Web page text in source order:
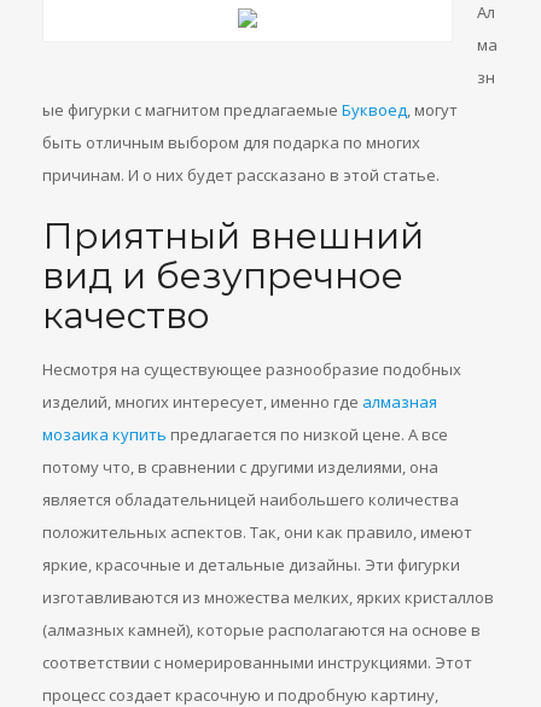
Ал
ма
зн
ые фигурки с магнитом предлагаемые Буквоед, могут
быть отличным выбором для подарка по многих
причинам. И о них будет рассказано в этой статье.
Приятный внешний
вид и безупречное
качество
Несмотря на существующее разнообразие подобных
изделий, многих интересует, именно где алмазная
мозаика купить предлагается по низкой цене. А все
потому что, в сравнении с другими изделиями, она
является обладательницей наибольшего количества
положительных аспектов. Так, они как правило, имеют
яркие, красочные и детальные дизайны. Эти фигурки
изготавливаются из множества мелких, ярких кристаллов
(алмазных камней), которые располагаются на основе в
соответствии с номерированными инструкциями. Этот
процесс создает красочную и подробную картину,